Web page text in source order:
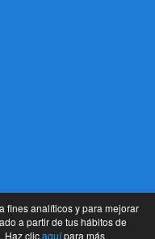
fines analíticos y para mejorar
a partir de tus hábitos de
Haz clicaquípara más